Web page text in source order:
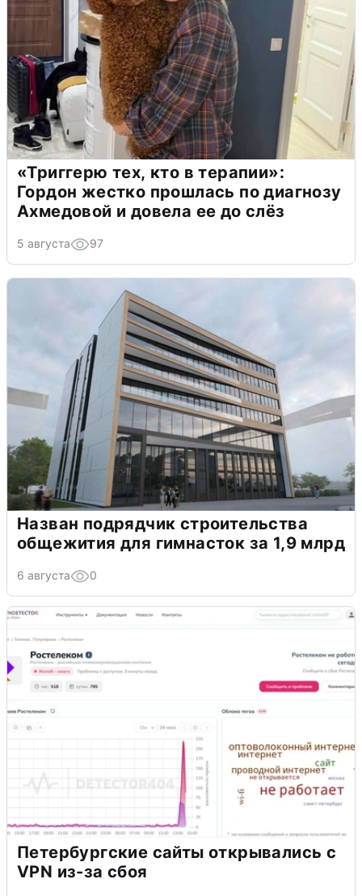
«Триггерю тех, кто в терапии»:
Гордон жестко прошлась по диагнозу
Ахмедовой и довела ее до слёз
5 августа 97
Назван подрядчик строительства
общежития для гимнасток за 1,9 млрд
6 августа 0
Петербургские сайты открывались с
VPN из-за сбоя